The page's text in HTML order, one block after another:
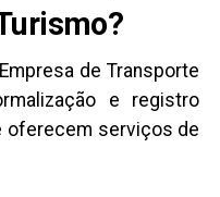
de Transporte
e registro
oferecem serviços de